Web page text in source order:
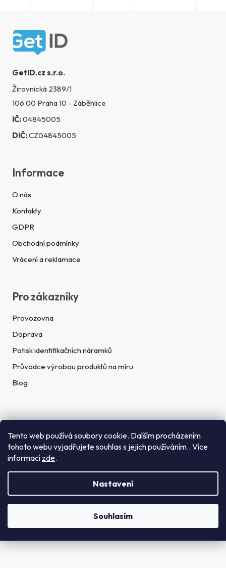
Tento web používá soubory cookie. Dalším procházením
tohoto webu vyjadřujete souhlas s jejich používáním.. Více
informací zde.
Nastavení
Souhlasím
Zápatí
GetID.cz s.r.o.
Žirovnická 2389/1
106 00 Praha 10 - Záběhlice
IČ:04845005
DIČ:CZ04845005
Informace
O nás
Kontakty
GDPR
Obchodní podmínky
Vrácení a reklamace
Pro zákazníky
Provozovna
Doprava
Potisk identifikačních náramků
Průvodce výrobou produktů na míru
Blog
Rychlé kontakty
Telefon:
(+420) 272 702 212
info@getid.cz